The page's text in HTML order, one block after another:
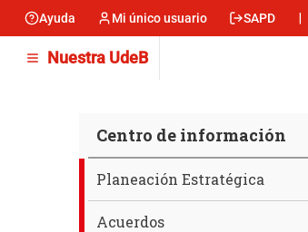
contenido
principal
Menu
Ayuda Mi único usuario SAPD
Nuestra UdeB
Centro de información
Centro
de
información
Planeación Estratégica
Acuerdos